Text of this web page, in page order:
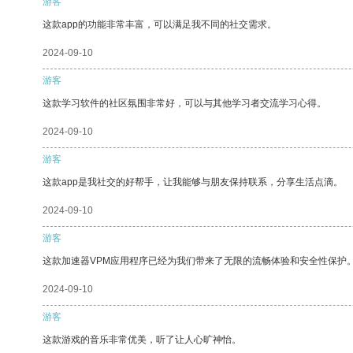
这款app的功能非常丰富，可以满足我不同的社交需求。
2024-09-10
游客
这款学习软件的社区氛围非常好，可以与其他学习者交流学习心得。
2024-09-10
游客
这款app是我社交的好帮手，让我能够与朋友保持联系，分享生活点滴。
2024-09-10
游客
这款加速器VPM应用程序已经为我们带来了无限的流畅体验和安全性保护
2024-09-10
游客
这款游戏的音乐非常优美，听了让人心旷神怡。